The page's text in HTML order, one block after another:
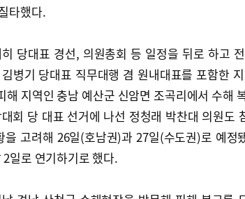
타했다.
당대표 경선, 의원총회 등 일정을 뒤로 하고
병기 당대표 직무대행 겸 원내대표를 포함한
해 지역인 충남 예산군 신암면 조곡리에서 수해
회 당 대표 선거에 나선 정청래 박찬대 의원도
을 고려해 26일(호남권)과 27일(수도권)로 예정
일로 연기하기로 했다.